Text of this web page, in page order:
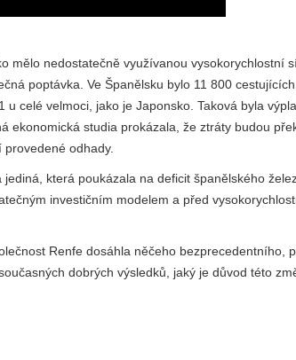
mělo nedostatečně využívanou vysokorychlostní
poptávka. Ve Španělsku bylo 11 800
celé velmoci, jako je Japonsko. Taková byla
ekonomická studia prokázala, že ztráty budou
odhady.
která poukázala na deficit španělského
investičním modelem a před
Renfe dosáhla něčeho bezprecedentního,
dobrých výsledků, jaký je důvod této